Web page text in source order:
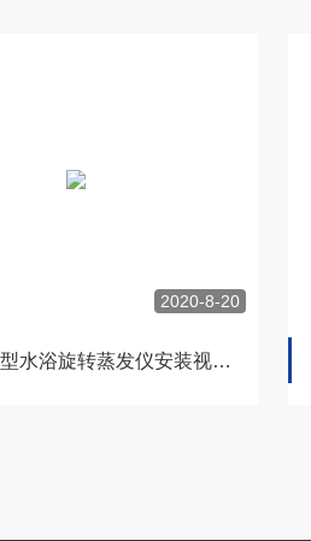
2020-8-20
XD-52AA型水浴旋转蒸发仪安装视频教程